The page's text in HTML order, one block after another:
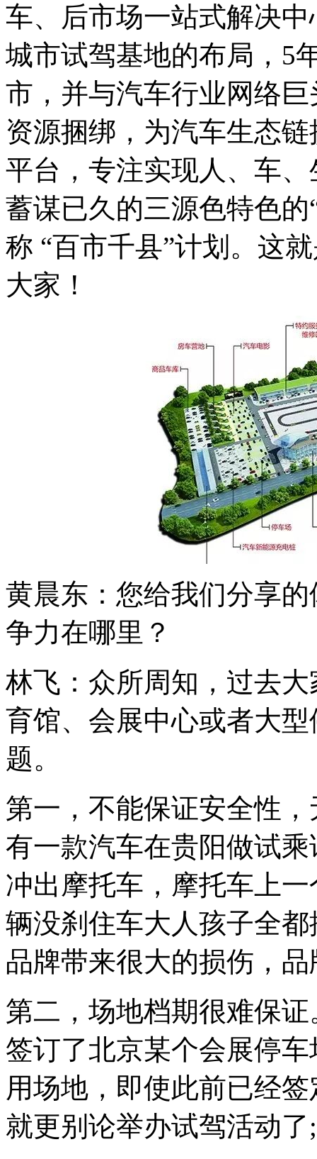
车、后市场一站式解决
城市试驾基地的布局，5
市，并与汽车行业网络
资源捆绑，为汽车生态
平台，专注实现人、车
蓄谋已久的三源色特色
称 “百市千县”计划。这
大家！
黄晨东：您给我们分享
争力在哪里？
林飞：众所周知，过去
育馆、会展中心或者大
题。
第一，不能保证安全性
有一款汽车在贵阳做试
冲出摩托车，摩托车上
辆没刹住车大人孩子全
品牌带来很大的损伤，
第二，场地档期很难保
签订了北京某个会展停
用场地，即使此前已经
就更别论举办试驾活动了;